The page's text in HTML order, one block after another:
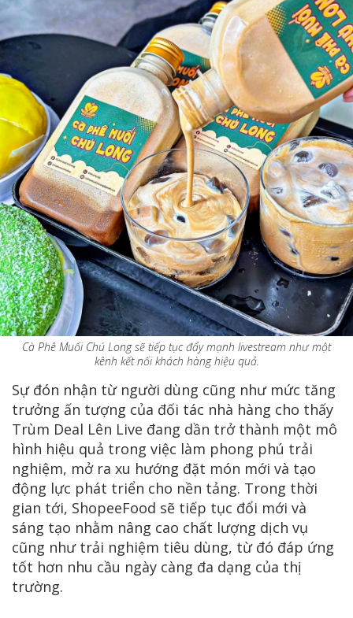
Cà Phê Muối Chú Long sẽ tiếp tục đẩy mạnh livestream như một
kênh kết nối khách hàng hiệu quả.
Sự đón nhận từ người dùng cũng như mức tăng
trưởng ấn tượng của đối tác nhà hàng cho thấy
Trùm Deal Lên Live đang dần trở thành một mô
hình hiệu quả trong việc làm phong phú trải
nghiệm, mở ra xu hướng đặt món mới và tạo
động lực phát triển cho nền tảng. Trong thời
gian tới, ShopeeFood sẽ tiếp tục đổi mới và
sáng tạo nhằm nâng cao chất lượng dịch vụ
cũng như trải nghiệm tiêu dùng, từ đó đáp ứng
tốt hơn nhu cầu ngày càng đa dạng của thị
trường.